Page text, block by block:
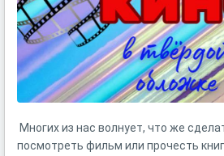
Многих из нас волнует, что же
посмотреть фильм или прочесть